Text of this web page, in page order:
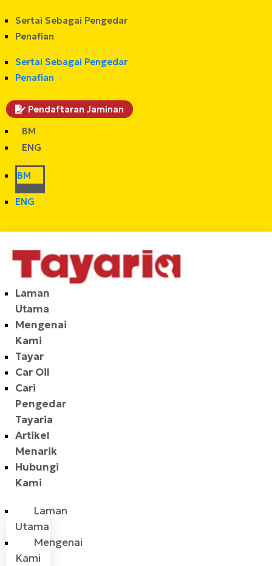
Sertai Sebagai Pengedar
Penafian
Sertai Sebagai Pengedar
Penafian
Pendaftaran Jaminan
BM
ENG
BM
ENG
Laman
Utama
Mengenai
Kami
Tayar
Car Oil
Cari
Pengedar
Tayaria
Artikel
Menarik
Hubungi
Kami
Laman
Utama
Mengenai
Kami